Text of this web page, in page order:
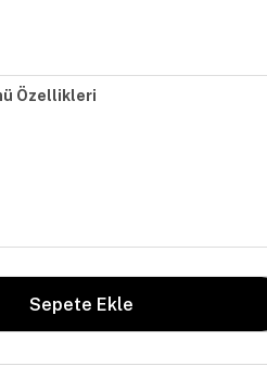
Özellikleri